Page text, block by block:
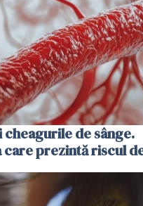
cheagurile de sânge.
prezintă riscul